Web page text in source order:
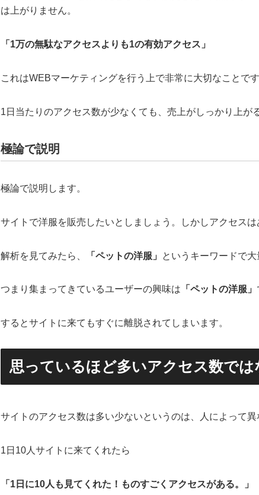
は上がりません。
「1万の無駄なアクセスよりも1の有効アクセス」
これはWEBマーケティングを行う上で非常に大切なことです
1日当たりのアクセス数が少なくても、売上がしっかり上が
極論で説明
極論で説明します。
サイトで洋服を販売したいとしましょう。しかしアクセスは
解析を見てみたら、 「ペットの洋服」 というキーワードで
つまり集まってきているユーザーの興味は 「ペットの洋服」
するとサイトに来てもすぐに離脱されてしまいます。
思っているほど多いアクセス数では
サイトのアクセス数は多い少ないというのは、人によって異
1日10人サイトに来てくれたら
「1日に10人も見てくれた！ものすごくアクセスがある。」